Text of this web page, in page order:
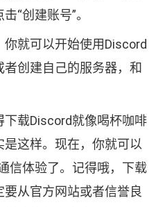
“创建账号”。
就可以开始使用Discord
创建自己的服务器，和
载Discord就像喝杯咖啡
这样。现在，你就可以
信体验了。记得哦，下载
从官方网站或者信誉良